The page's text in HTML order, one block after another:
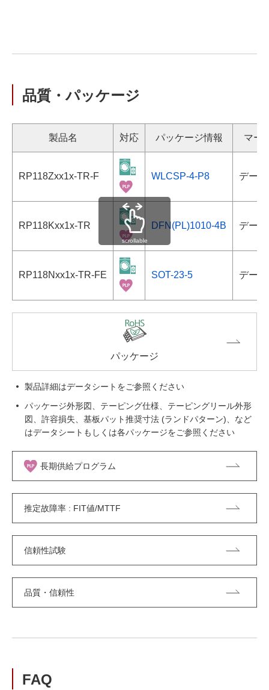
品質・パッケージ
製品名 対応 パッケージ情報 マー
RP118Zxx1x-TR-F WLCSP-4-P8 デー
RP118Kxx1x-TR DFN(PL)1010-4B デー
RP118Nxx1x-TR-FE SOT-23-5 デー
scrollable
パッケージ
製品詳細はデータシートをご参照ください
パッケージ外形図、テーピング仕様、テーピングリール外形
図、許容損失、基板パット推奨寸法 (ランドパターン)、など
はデータシートもしくは各パッケージをご参照ください
長期供給プログラム
推定故障率 : FIT値/MTTF
信頼性試験
品質・信頼性
FAQ